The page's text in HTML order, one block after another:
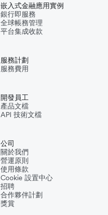
嵌入式金融應用實例
銀行即服務
全球帳務管理
平台集成收款
服務計劃
服務費用
開發員工
產品文檔
API 技術文檔
公司
關於我們
營運原則
使用條款
Cookie 設置中心
招聘
合作夥伴計劃
獎賞